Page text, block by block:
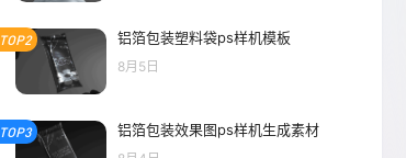
TOP2 铝箔包装塑料袋ps样机模板
8月5日
TOP3 铝箔包装效果图ps样机生成素材